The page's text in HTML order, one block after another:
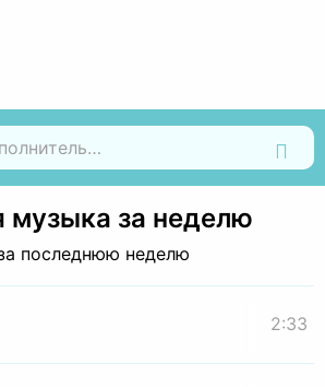
музыка за неделю
последнюю неделю
2:33